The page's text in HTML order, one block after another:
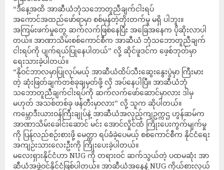
“ဒီနေ့အထိ အာဆီယံဘုံသဘောတူညီချက်ငါးရပ်
အကောင်အထည်ဖော်ရာမှာ စစ်မှန်တဲ့တိုးတက်မှု မရှိ ပါဘူး။
အကြမ်းဖက်မှုတွေ ဆက်လက်ဖြစ်နေပြီး အခြေအနေက ပိုဆိုးလာပါ
တယ်။ အာဏာသိမ်းစစ်ကောင်စီက အာဆီယံ ဘုံသဘောတူညီချက်
ငါးရပ်ကို ပျက်ရယ်ပြုနေပါတယ်” လို့ ဆိုင်ဖူဒင်က ဖေ့စ်ဘုတ်မှာ
ရေးသားခဲ့ပါတယ်။
“နိုဝင်ဘာလမှာပြုလုပ်မယ့် အာဆီယံထိပ်သီးဆွေးနွေးပွဲမှာ ကြီးမား
တဲ့ ဆုံးဖြတ်ချက်တစ်ခုချမှတ်ဖို့ လို အပ်နေပါပြီ။ အာဆီယံဘုံ
သဘောတူညီချက်ငါးရပ်ကို ဆက်လက်ဖော်ဆောင်မှာလား ဒါမှ
မဟုတ် အသစ်တစ်ခု ဖန်တီးမှာလား” လို့ သူက ဆိုပါတယ်။
ကမ္ဘောဒီးယားဝန်ကြီးချုပ်နဲ့ အာဆီယံအလှည့်ကျဥက္ကဌ ဟွန်ဆမ်က
အာဏာသိမ်းခေါင်းဆောင် မင်း အောင်လှိုင်ထံ ကြိုးပေးကွက်မျက်မှု
ကို ပြန်လည်စဉ်းစားဖို့ မေတ္တာ ရပ်ခံခဲ့ပေမယ့် စစ်ကောင်စီက နိုင်ငံရေး
အကျဉ်းသားလေးဦးကို ကြိုးပေးခဲ့ပါတယ်။
မလေးရှားနိုင်ငံဟာ NUG ကို တရားဝင် ဆက်သွယ်တဲ့ ပထမဆုံး အာ
ဆီယံအဖွဲ့ဝင်နိုင်ငံဖြစ်ပါတယ်။ အာဆီယံအနေနဲ့ NUG ကိုယ်စားလှယ်